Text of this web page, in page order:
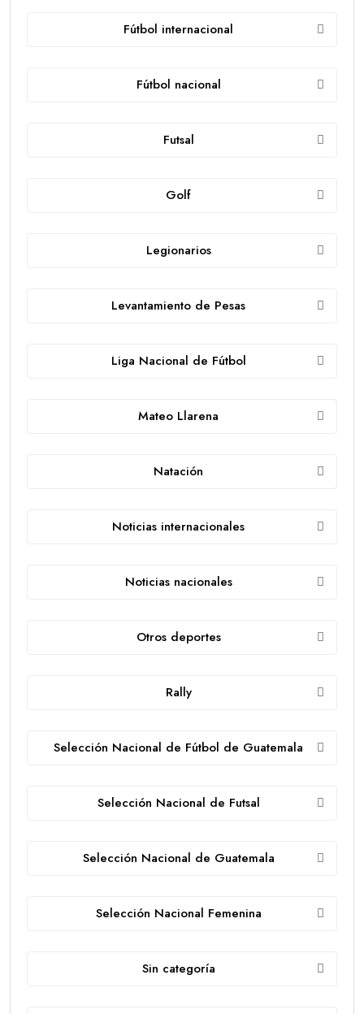
Fútbol internacional
Fútbol nacional
Futsal
Golf
Legionarios
Levantamiento de Pesas
Liga Nacional de Fútbol
Mateo Llarena
Natación
Noticias internacionales
Noticias nacionales
Otros deportes
Rally
Selección Nacional de Fútbol de Guatemala
Selección Nacional de Futsal
Selección Nacional de Guatemala
Selección Nacional Femenina
Sin categoría